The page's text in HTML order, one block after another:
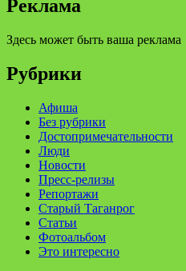
Реклама
Здесь может быть ваша реклама
Рубрики
Афиша
Без рубрики
Достопримечательности
Люди
Новости
Пресс-релизы
Репортажи
Старый Таганрог
Статьи
Фотоальбом
Это интересно